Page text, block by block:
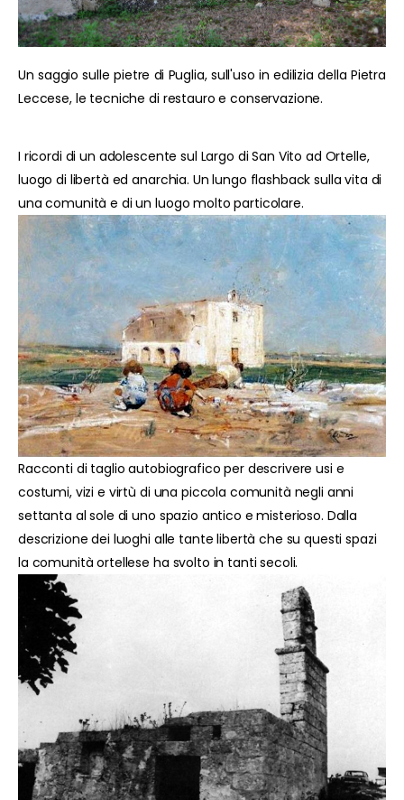
Un saggio sulle pietre di Puglia, sull'uso in edilizia della Pietra
Leccese, le tecniche di restauro e conservazione.
I ricordi di un adolescente sul Largo di San Vito ad Ortelle,
luogo di libertà ed anarchia. Un lungo flashback sulla vita di
una comunità e di un luogo molto particolare.
Racconti di taglio autobiografico per descrivere usi e
costumi, vizi e virtù di una piccola comunità negli anni
settanta al sole di uno spazio antico e misterioso. Dalla
descrizione dei luoghi alle tante libertà che su questi spazi
la comunità ortellese ha svolto in tanti secoli.